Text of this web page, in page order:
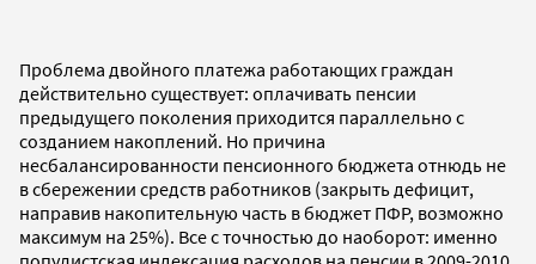
Проблема двойного платежа работающих граждан
действительно существует: оплачивать пенсии
предыдущего поколения приходится параллельно с
созданием накоплений. Но причина
несбалансированности пенсионного бюджета отнюдь не
в сбережении средств работников (закрыть дефицит,
направив накопительную часть в бюджет ПФР, возможно
максимум на 25%). Все с точностью до наоборот: именно